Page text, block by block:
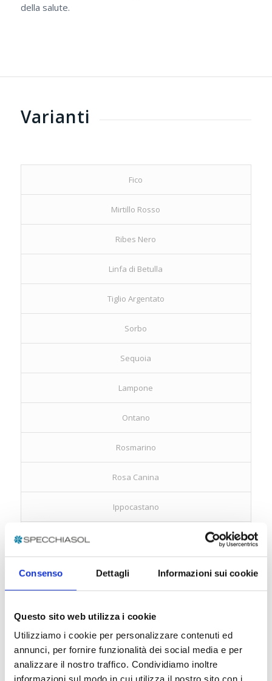
Consenso Dettagli Informazioni sui cookie
Questo sito web utilizza i cookie
Utilizziamo i cookie per personalizzare contenuti ed
annunci, per fornire funzionalità dei social media e per
analizzare il nostro traffico. Condividiamo inoltre
informazioni sul modo in cui utilizza il nostro sito con i
della salute.
Varianti
Fico
Mirtillo Rosso
Ribes Nero
Linfa di Betulla
Tiglio Argentato
Sorbo
Sequoia
Lampone
Ontano
Rosmarino
Rosa Canina
Ippocastano
Biancospino